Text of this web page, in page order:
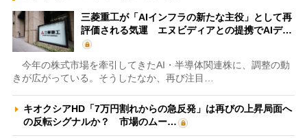
三菱重工が「AIインフラの新たな主役」として再
評価される気運 エヌビディアとの提携でAIデ…
今年の株式市場を牽引してきたAI・半導体関連株に、調整の動
きが広がっている。そうしたなか、再び注目…
キオクシアHD「7万円割れからの急反発」は再びの上昇局面へ
の反転シグナルか？ 市場のムー…